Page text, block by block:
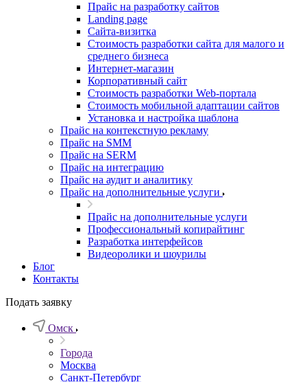
Прайс на разработку сайтов
Landing page
Cайта-визитка
Стоимость разработки сайта для малого и
среднего бизнеса
Интернет-магазин
Корпоративный сайт
Стоимость разработки Web-портала
Стоимость мобильной адаптации сайтов
Установка и настройка шаблона
Прайс на контекстную рекламу
Прайс на SMM
Прайс на SERM
Прайс на интеграцию
Прайс на аудит и аналитику
Прайс на дополнительные услуги
Прайс на дополнительные услуги
Профессиональный копирайтинг
Разработка интерфейсов
Видеоролики и шоурилы
Блог
Контакты
Подать заявку
Омск
Города
Москва
Санкт-Петербург